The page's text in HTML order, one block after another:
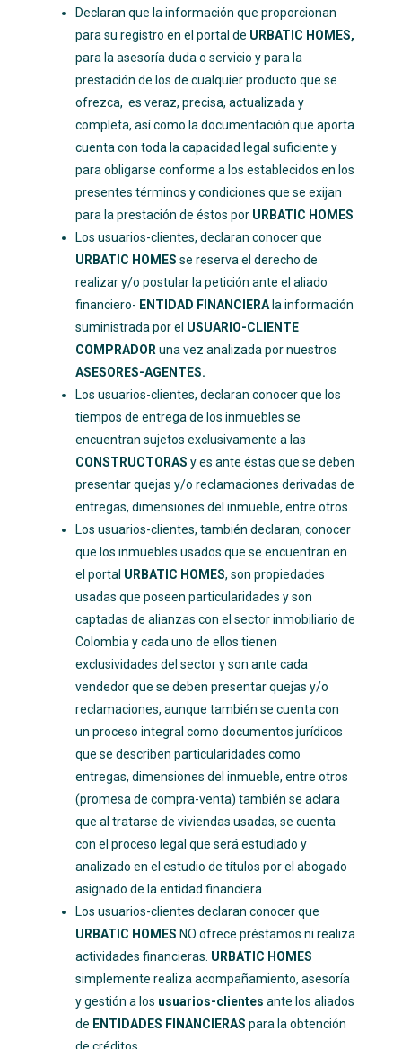
Declaran que la información que proporcionan
para su registro en el portal de URBATIC HOMES,
para la asesoría duda o servicio y para la
prestación de los de cualquier producto que se
ofrezca, es veraz, precisa, actualizada y
completa, así como la documentación que aporta
cuenta con toda la capacidad legal suficiente y
para obligarse conforme a los establecidos en los
presentes términos y condiciones que se exijan
para la prestación de éstos por URBATIC HOMES
Los usuarios-clientes, declaran conocer que
URBATIC HOMES se reserva el derecho de
realizar y/o postular la petición ante el aliado
financiero- ENTIDAD FINANCIERA la información
suministrada por el USUARIO-CLIENTE
COMPRADOR una vez analizada por nuestros
ASESORES-AGENTES.
Los usuarios-clientes, declaran conocer que los
tiempos de entrega de los inmuebles se
encuentran sujetos exclusivamente a las
CONSTRUCTORAS y es ante éstas que se deben
presentar quejas y/o reclamaciones derivadas de
entregas, dimensiones del inmueble, entre otros.
Los usuarios-clientes, también declaran, conocer
que los inmuebles usados que se encuentran en
el portal URBATIC HOMES, son propiedades
usadas que poseen particularidades y son
captadas de alianzas con el sector inmobiliario de
Colombia y cada uno de ellos tienen
exclusividades del sectory son ante cada
vendedor que se deben presentar quejas y/o
reclamaciones, aunque también se cuenta con
un proceso integral como documentos jurídicos
que se describen particularidades como
entregas, dimensiones del inmueble, entre otros
(promesa de compra-venta) también se aclara
que al tratarse de viviendas usadas, se cuenta
con el proceso legal que será estudiado y
analizado en el estudio de títulos por el abogado
asignado de la entidad financiera
Los usuarios-clientes declaran conocer que
URBATIC HOMES NO ofrece préstamos ni realiza
actividades financieras. URBATIC HOMES
simplemente realiza acompañamiento, asesoría
y gestión a los usuarios-clientes ante los aliados
de ENTIDADES FINANCIERAS para la obtención